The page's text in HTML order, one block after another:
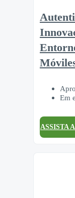
Em
ASSISTA